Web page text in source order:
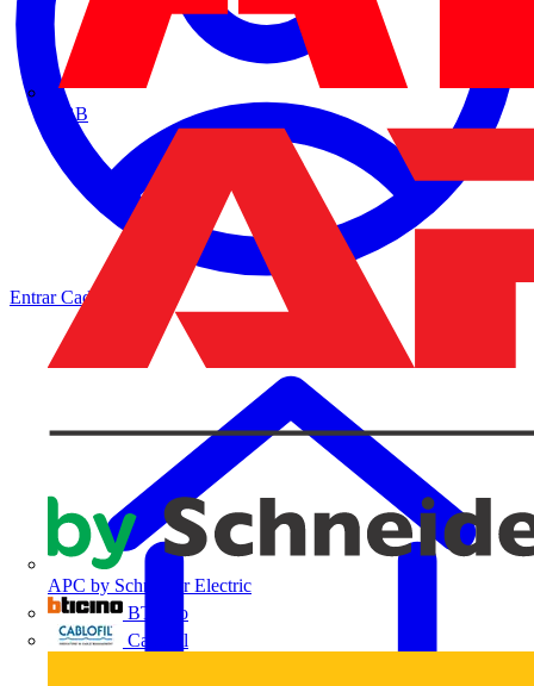
ABB
APC by Schneider Electric
BTicino
Cablofil
EntrarCadastrar